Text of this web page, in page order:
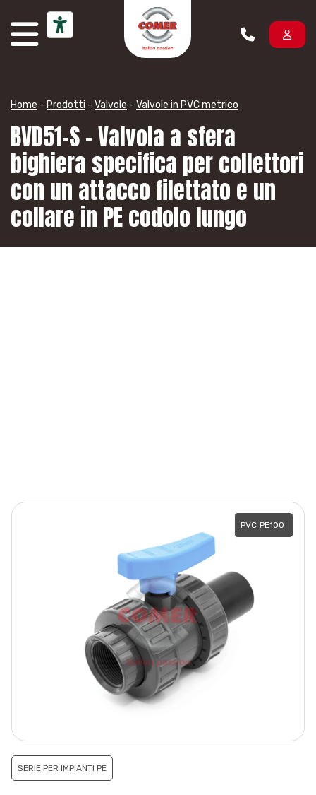
Home - Prodotti - Valvole - Valvole in PVC metrico
BVD51-S – Valvola a sfera
bighiera specifica per collettori
con un attacco filettato e un
collare in PE codolo lungo
PVC PE100
SERIE PER IMPIANTI PE